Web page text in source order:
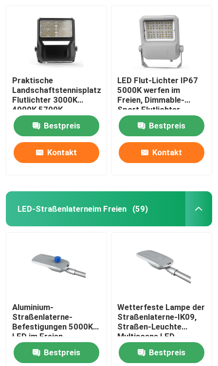
Praktische
Landschaftstennisplatz-
Flutlichter 3000K
4000K 5700K
Bestpreis
Kontakt
LED Flut-Lichter IP67
5000K werfen im
Freien, Dimmable-
Sport Flutlichter
Bestpreis
Kontakt
LED-Straßenlaterneim Freien (59)
Aluminium-
Straßenlaterne-
Befestigungen 5000K
LED im Freien
Vielzweck
Bestpreis
Wetterfeste Lampe der
Straßenlaterne-IK09,
Straßen-Leuchte
Multiscene LED
Bestpreis